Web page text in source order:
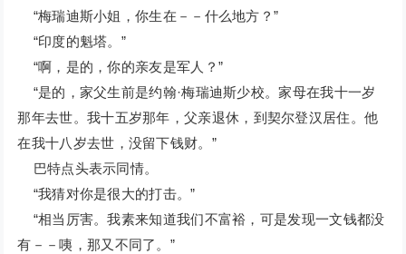
“梅瑞迪斯小姐，你生在－－什么地方？”
“印度的魁塔。”
“啊，是的，你的亲友是军人？”
“是的，家父生前是约翰·梅瑞迪斯少校。家母在我十一岁
那年去世。我十五岁那年，父亲退休，到契尔登汉居住。他
在我十八岁去世，没留下钱财。”
巴特点头表示同情。
“我猜对你是很大的打击。”
“相当厉害。我素来知道我们不富裕，可是发现一文钱都没
有－－咦，那又不同了。”